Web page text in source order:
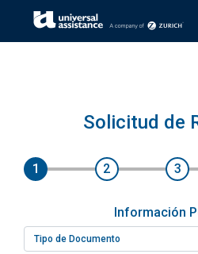
« VOLVER